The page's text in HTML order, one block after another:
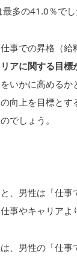
多の41.0％でし
事での昇格（
アに関する目標
いかに高めるか
向上を目標とす
でしょう。
、男性は「仕
事やキャリアよ
、男性の「仕